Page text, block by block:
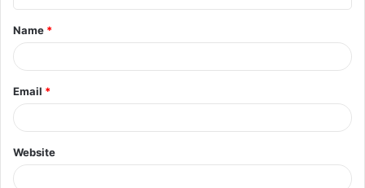
t
*
Name *
Email *
Website